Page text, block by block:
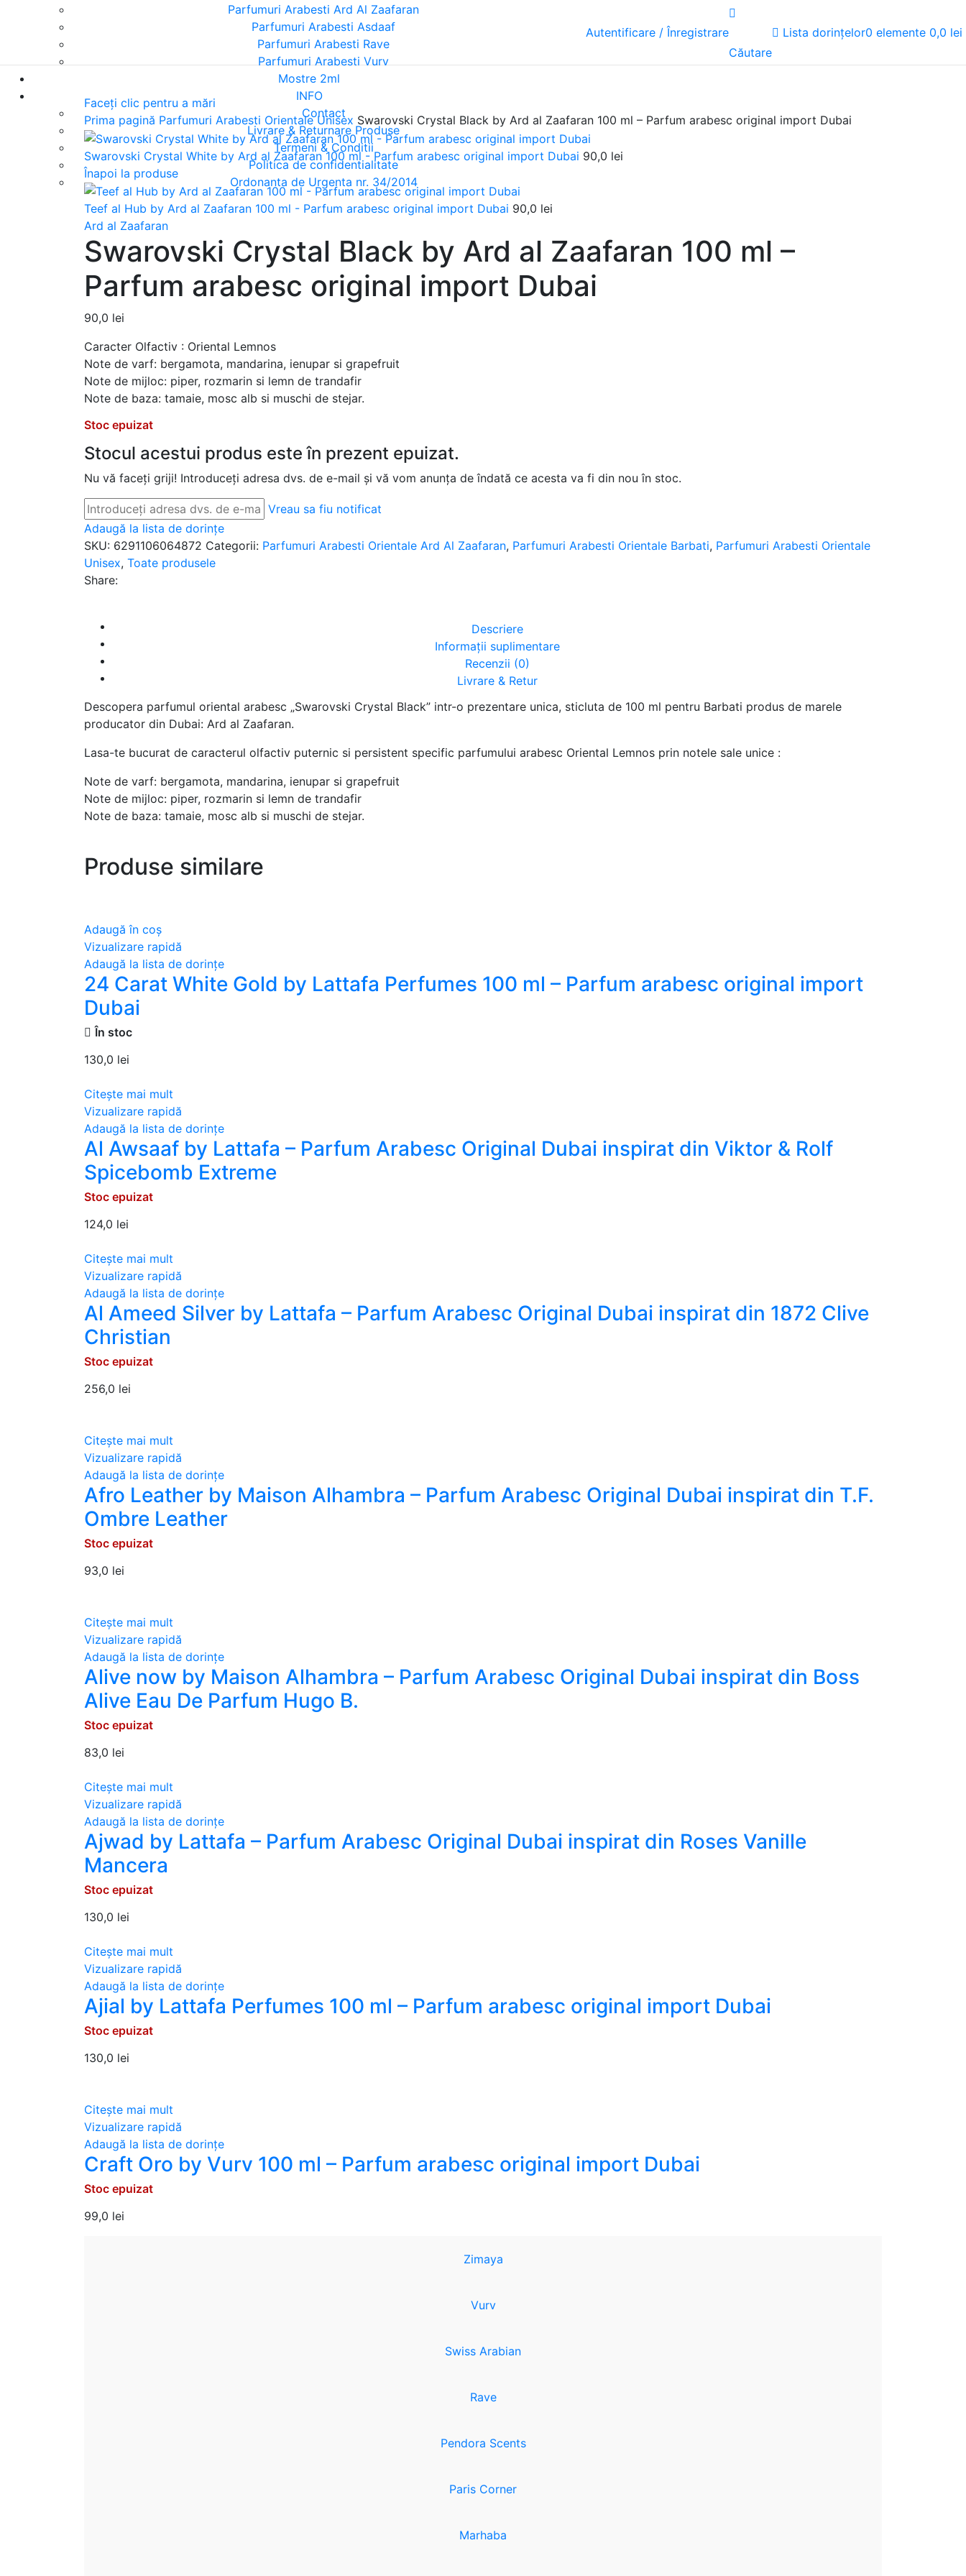
Parfumuri Arabesti Ard Al Zaafaran
Parfumuri Arabesti Asdaaf
Parfumuri Arabesti Rave
Parfumuri Arabesti Vurv
Mostre 2ml
INFO
Contact
Livrare & Returnare Produse
Termeni & Conditii
Politica de confidentialitate
Ordonanta de Urgenta nr. 34/2014
Autentificare / Înregistrare
Căutare
Lista dorințelor0 elemente 0,0 lei
Faceți clic pentru a mări
Prima pagină Parfumuri Arabesti Orientale Unisex Swarovski Crystal Black by Ard al Zaafaran 100 ml – Parfum arabesc original import Dubai
Swarovski Crystal White by Ard al Zaafaran 100 ml - Parfum arabesc original import Dubai 90,0 lei
Înapoi la produse
Teef al Hub by Ard al Zaafaran 100 ml - Parfum arabesc original import Dubai 90,0 lei
Ard al Zaafaran
Swarovski Crystal Black by Ard al Zaafaran 100 ml –
Parfum arabesc original import Dubai
90,0 lei
Caracter Olfactiv : Oriental Lemnos
Note de varf: bergamota, mandarina, ienupar si grapefruit
Note de mijloc: piper, rozmarin si lemn de trandafir
Note de baza: tamaie, mosc alb si muschi de stejar.
Stoc epuizat
Stocul acestui produs este în prezent epuizat.
Nu vă faceți griji! Introduceți adresa dvs. de e-mail și vă vom anunța de îndată ce acesta va fi din nou în stoc.
Vreau sa fiu notificat
Adaugă la lista de dorințe
SKU: 6291106064872 Categorii: Parfumuri Arabesti Orientale Ard Al Zaafaran, Parfumuri Arabesti Orientale Barbati, Parfumuri Arabesti Orientale
Unisex, Toate produsele
Share:
Descriere
Informații suplimentare
Recenzii (0)
Livrare & Retur
Descopera parfumul oriental arabesc „Swarovski Crystal Black” intr-o prezentare unica, sticluta de 100 ml pentru Barbati produs de marele
producator din Dubai: Ard al Zaafaran.
Lasa-te bucurat de caracterul olfactiv puternic si persistent specific parfumului arabesc Oriental Lemnos prin notele sale unice :
Note de varf: bergamota, mandarina, ienupar si grapefruit
Note de mijloc: piper, rozmarin si lemn de trandafir
Note de baza: tamaie, mosc alb si muschi de stejar.
Produse similare
Adaugă în coș
Vizualizare rapidă
Adaugă la lista de dorințe
24 Carat White Gold by Lattafa Perfumes 100 ml – Parfum arabesc original import
Dubai
În stoc
130,0 lei
Citește mai mult
Vizualizare rapidă
Adaugă la lista de dorințe
Al Awsaaf by Lattafa – Parfum Arabesc Original Dubai inspirat din Viktor & Rolf
Spicebomb Extreme
Stoc epuizat
124,0 lei
Citește mai mult
Vizualizare rapidă
Adaugă la lista de dorințe
Al Ameed Silver by Lattafa – Parfum Arabesc Original Dubai inspirat din 1872 Clive
Christian
Stoc epuizat
256,0 lei
Citește mai mult
Vizualizare rapidă
Adaugă la lista de dorințe
Afro Leather by Maison Alhambra – Parfum Arabesc Original Dubai inspirat din T.F.
Ombre Leather
Stoc epuizat
93,0 lei
Citește mai mult
Vizualizare rapidă
Adaugă la lista de dorințe
Alive now by Maison Alhambra – Parfum Arabesc Original Dubai inspirat din Boss
Alive Eau De Parfum Hugo B.
Stoc epuizat
83,0 lei
Citește mai mult
Vizualizare rapidă
Adaugă la lista de dorințe
Ajwad by Lattafa – Parfum Arabesc Original Dubai inspirat din Roses Vanille
Mancera
Stoc epuizat
130,0 lei
Citește mai mult
Vizualizare rapidă
Adaugă la lista de dorințe
Ajial by Lattafa Perfumes 100 ml – Parfum arabesc original import Dubai
Stoc epuizat
130,0 lei
Citește mai mult
Vizualizare rapidă
Adaugă la lista de dorințe
Craft Oro by Vurv 100 ml – Parfum arabesc original import Dubai
Stoc epuizat
99,0 lei
Zimaya
Vurv
Swiss Arabian
Rave
Pendora Scents
Paris Corner
Marhaba